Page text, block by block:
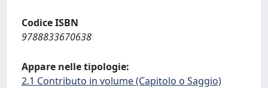
Codice ISBN
9788833670638
Appare nelle tipologie:
2.1 Contributo in volume (Capitolo o Saggio)